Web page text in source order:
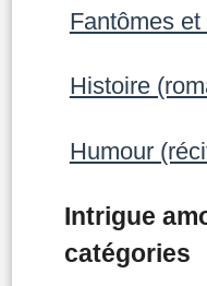
Fantômes
Histoire
Humour
Intrigue
catégories